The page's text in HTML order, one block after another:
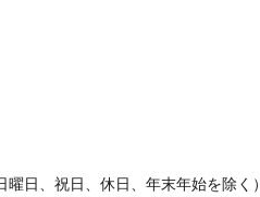
曜日、祝日、休日、年末年始を除く）